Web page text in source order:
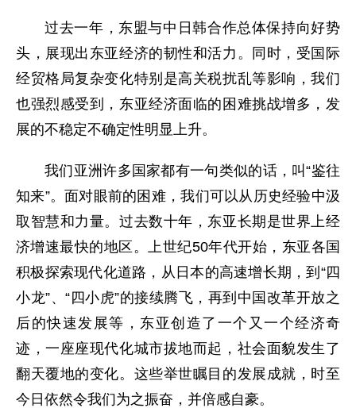
过去一年，东盟与中日韩合作总体保持向好势
头，展现出东亚经济的韧性和活力。同时，受国际
经贸格局复杂变化特别是高关税扰乱等影响，我们
也强烈感受到，东亚经济面临的困难挑战增多，发
展的不稳定不确定性明显上升。
我们亚洲许多国家都有一句类似的话，叫“鉴往
知来”。面对眼前的困难，我们可以从历史经验中汲
取智慧和力量。过去数十年，东亚长期是世界上经
济增速最快的地区。上世纪50年代开始，东亚各国
积极探索现代化道路，从日本的高速增长期，到“四
小龙”、“四小虎”的接续腾飞，再到中国改革开放之
后的快速发展等，东亚创造了一个又一个经济奇
迹，一座座现代化城市拔地而起，社会面貌发生了
翻天覆地的变化。这些举世瞩目的发展成就，时至
今日依然令我们为之振奋，并倍感自豪。